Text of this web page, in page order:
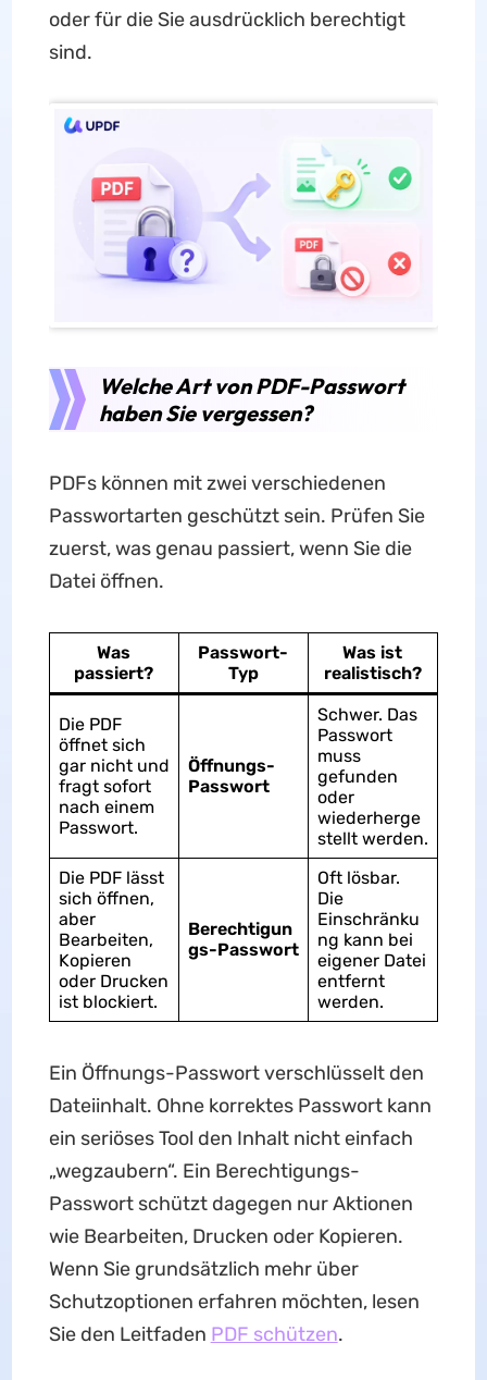
oder für die Sie ausdrücklich berechtigt
sind.
Welche Art von PDF-Passwort
haben Sie vergessen?
PDFs können mit zwei verschiedenen
Passwortarten geschützt sein. Prüfen Sie
zuerst, was genau passiert, wenn Sie die
Datei öffnen.
Was
passiert?
Passwort-
Typ
Was ist
realistisch?
Die PDF
öffnet sich
gar nicht und
fragt sofort
nach einem
Passwort.
Öffnungs-
Passwort
Schwer. Das
Passwort
muss
gefunden
oder
wiederherge
stellt werden.
Die PDF lässt
sich öffnen,
aber
Bearbeiten,
Kopieren
oder Drucken
ist blockiert.
Berechtigun
gs-Passwort
Oft lösbar.
Die
Einschränku
ng kann bei
eigener Datei
entfernt
werden.
Ein Öffnungs-Passwort verschlüsselt den
Dateiinhalt. Ohne korrektes Passwort kann
ein seriöses Tool den Inhalt nicht einfach
„wegzaubern“. Ein Berechtigungs-
Passwort schützt dagegen nur Aktionen
wie Bearbeiten, Drucken oder Kopieren.
Wenn Sie grundsätzlich mehr über
Schutzoptionen erfahren möchten, lesen
Sie den Leitfaden PDF schützen.